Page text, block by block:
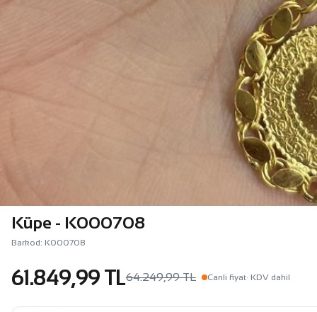
Küpe - K000708
Barkod: K000708
61.849,99 TL64.249,99 TL Canli fiyat· KDV dahil